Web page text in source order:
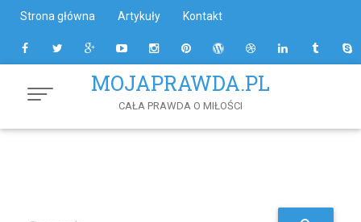
Content
Strona główna Artykuły Kontakt
MOJAPRAWDA.PL
CAŁA PRAWDA O MIŁOŚCI